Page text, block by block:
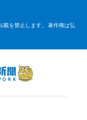
載を禁止します。 著作権は弘